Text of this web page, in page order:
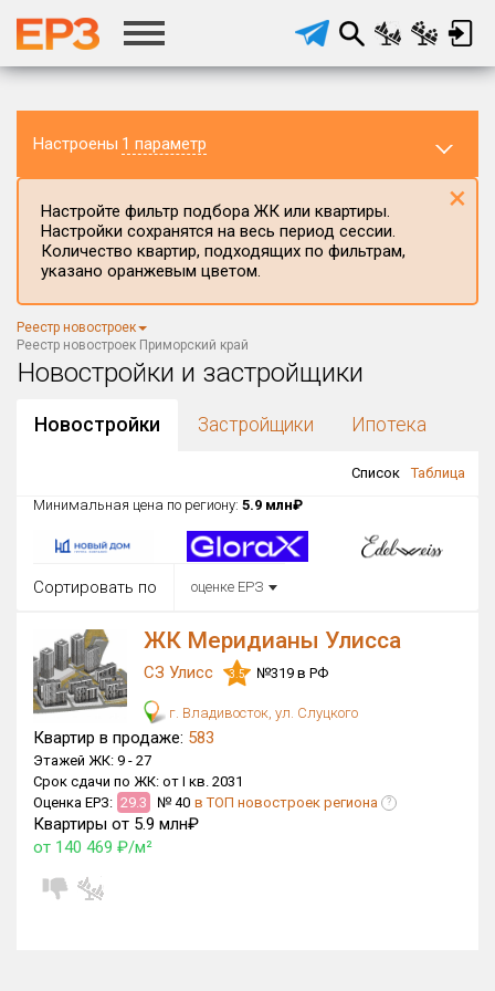
Настроены 1 параметр
Регион ЖК
Приморский край
Район в регионе
Все
Все
Район в городе
Цена
от
Общая площадь, м²
от
Срок сдачи
от Сдан в 2025
×ДАП
Настройте фильтр подбора ЖК или квартиры.
Настройки сохранятся на весь период сессии.
Количество квартир, подходящих по фильтрам,
указано оранжевым цветом.
×
Реестр новостроек
Реестр новостроек Приморский край
Новостройки и застройщики
Новостройки Застройщики Ипотека
Список
Таблица
Минимальная цена по региону: 5.9 млн₽
Сортировать по оценке ЕРЗ
ЖК Меридианы Улисса
СЗ Улисс 3.5 №319 в РФ
г. Владивосток, ул. Слуцкого
Квартир в продаже: 583
Этажей ЖК: 9 - 27
Срок сдачи по ЖК: от I кв. 2031
Оценка ЕРЗ: 29.3 № 40 в ТОП новостроек региона ?
Квартиры от 5.9 млн₽
от 140 469 ₽/м²